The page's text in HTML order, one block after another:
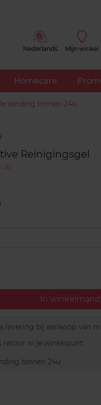
Nederlands Mijn winkel
Homecare
binnen 24u
Reinigingsgel
In
levering bij aankoop van
in je winkelpunt
binnen 24u